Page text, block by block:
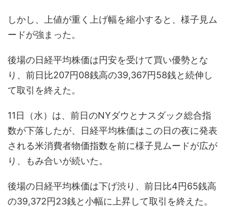
しかし、上値が重く上げ幅を縮小すると、様子見ム
ードが強まった。
後場の日経平均株価は円安を受けて買い優勢とな
り、前日比207円08銭高の39,367円58銭と続伸し
て取引を終えた。
11日（水）は、前日のNYダウとナスダック総合指
数が下落したが、日経平均株価はこの日の夜に発表
される米消費者物価指数を前に様子見ムードが広が
り、もみ合いが続いた。
後場の日経平均株価は下げ渋り、前日比4円65銭高
の39,372円23銭と小幅に上昇して取引を終えた。